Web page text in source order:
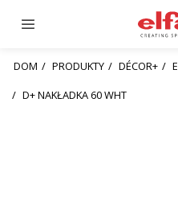
DOM PRODUKTY DÉCOR+
D+ NAKŁADKA 60 WHT